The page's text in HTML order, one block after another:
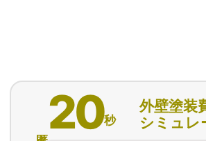
20秒
外壁塗装
シミュレ